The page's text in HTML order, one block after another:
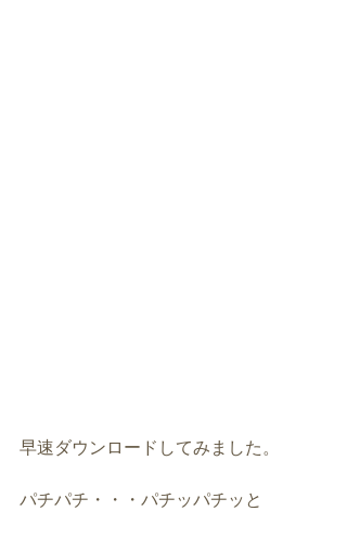
早速ダウンロードしてみました。
パチパチ・・・パチッパチッと